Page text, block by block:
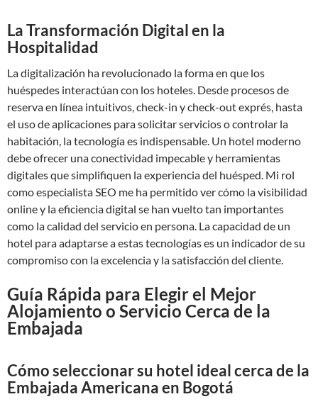
La Transformación Digital en la
Hospitalidad
La digitalización ha revolucionado la forma en que los
huéspedes interactúan con los hoteles. Desde procesos de
reserva en línea intuitivos, check-in y check-out exprés, hasta
el uso de aplicaciones para solicitar servicios o controlar la
habitación, la tecnología es indispensable. Un hotel moderno
debe ofrecer una conectividad impecable y herramientas
digitales que simplifiquen la experiencia del huésped. Mi rol
como especialista SEO me ha permitido ver cómo la visibilidad
online y la eficiencia digital se han vuelto tan importantes
como la calidad del servicio en persona. La capacidad de un
hotel para adaptarse a estas tecnologías es un indicador de su
compromiso con la excelencia y la satisfacción del cliente.
Guía Rápida para Elegir el Mejor
Alojamiento o Servicio Cerca de la
Embajada
Cómo seleccionar su hotel ideal cerca de la
Embajada Americana en Bogotá